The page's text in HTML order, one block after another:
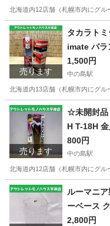
北海道内12店舗（札幌市内にグ
北海道 札幌市 中の島駅
売ります
タカラト
imate バラ
1,500円
中の島駅
北海道内13店舗（札幌市内にグ
北海道 札幌市 中の島駅
売ります
☆未開封品
H T-18H
区 平岸
800円
中の島駅
北海道内12店舗（札幌市内にグ
北海道 札幌市 ルーマニ
ーベース
2,800円